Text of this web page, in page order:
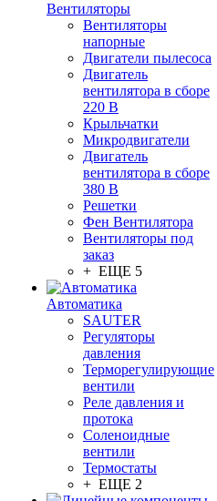
Вентиляторы
Вентиляторы
напорные
Двигатели пылесоса
Двигатель
вентилятора в сборе
220 В
Крыльчатки
Микродвигатели
Двигатель
вентилятора в сборе
380 В
Решетки
Фен Вентилятора
Вентиляторы под
заказ
+ ЕЩЕ 5
Автоматика
SAUTER
Регуляторы
давления
Терморегулирующие
вентили
Реле давления и
протока
Соленоидные
вентили
Термостаты
+ ЕЩЕ 2